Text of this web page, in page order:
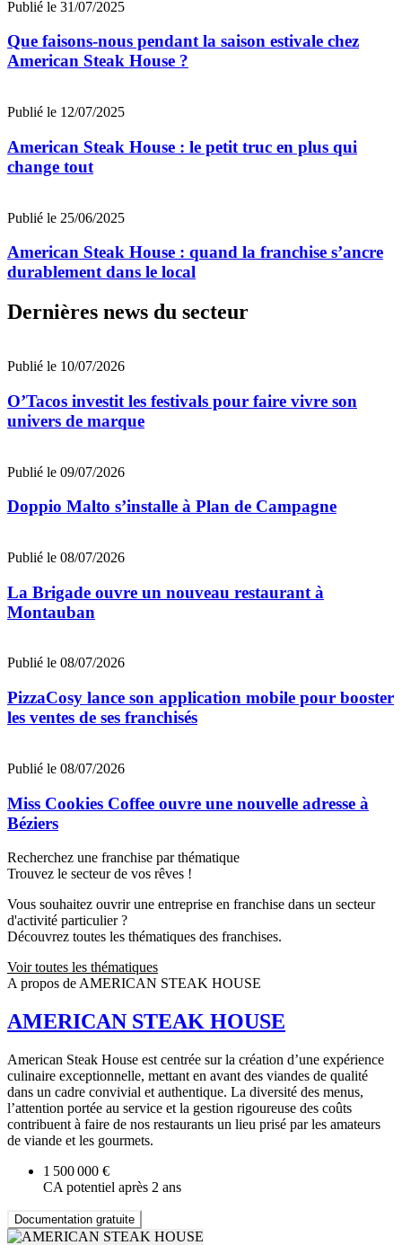
Publié le 31/07/2025
Que faisons-nous pendant la saison estivale chez
American Steak House ?
Publié le 12/07/2025
American Steak House : le petit truc en plus qui
change tout
Publié le 25/06/2025
American Steak House : quand la franchise s’ancre
durablement dans le local
Dernières news du secteur
Publié le 10/07/2026
O’Tacos investit les festivals pour faire vivre son
univers de marque
Publié le 09/07/2026
Doppio Malto s’installe à Plan de Campagne
Publié le 08/07/2026
La Brigade ouvre un nouveau restaurant à
Montauban
Publié le 08/07/2026
PizzaCosy lance son application mobile pour booster
les ventes de ses franchisés
Publié le 08/07/2026
Miss Cookies Coffee ouvre une nouvelle adresse à
Béziers
Recherchez une franchise par thématique
Trouvez le secteur de vos rêves !
Vous souhaitez ouvrir une entreprise en franchise dans un secteur
d'activité particulier ?
Découvrez toutes les thématiques des franchises.
Voir toutes les thématiques
A propos de AMERICAN STEAK HOUSE
AMERICAN STEAK HOUSE
American Steak House est centrée sur la création d’une expérience
culinaire exceptionnelle, mettant en avant des viandes de qualité
dans un cadre convivial et authentique. La diversité des menus,
l’attention portée au service et la gestion rigoureuse des coûts
contribuent à faire de nos restaurants un lieu prisé par les amateurs
de viande et les gourmets.
1 500 000 €
CA potentiel après 2 ans
Documentation gratuite